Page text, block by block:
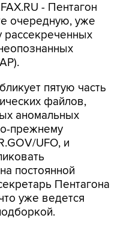
- Пентагон
очередную, уже
рассекреченных
пятую часть
файлов,
аномальных
прежнему
UFO, и
постоянной
Пентагона
уже ведется